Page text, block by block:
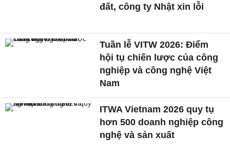
đất, công ty Nhật xin lỗi
Tuần lễ VITW 2026: Điểm
hội tụ chiến lược của công
nghiệp và công nghệ Việt
Nam
ITWA Vietnam 2026 quy tụ
hơn 500 doanh nghiệp công
nghệ và sản xuất